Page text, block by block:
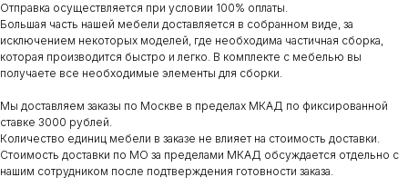
Отправка осуществляется при условии 100% оплаты.
Большая часть нашей мебели доставляется в собранном виде, за
исключением некоторых моделей, где необходима частичная сборка,
которая производится быстро и легко. В комплекте с мебелью вы
получаете все необходимые элементы для сборки.
Мы доставляем заказы по Москве в пределах МКАД по фиксированной
ставке 3000 рублей.
Количество единиц мебели в заказе не влияет на стоимость доставки.
Стоимость доставки по МО за пределами МКАД обсуждается отдельно с
нашим сотрудником после подтверждения готовности заказа.